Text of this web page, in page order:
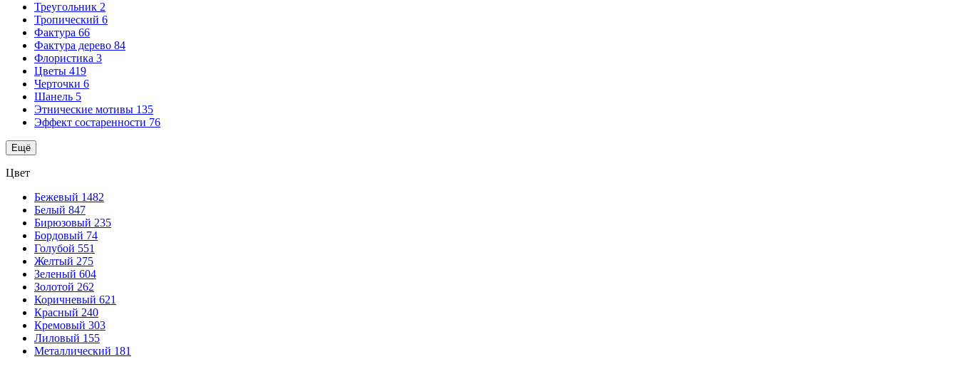
Треугольник 2
Тропический 6
Фактура 66
Фактура дерево 84
Флористика 3
Цветы 419
Черточки 6
Шанель 5
Этнические мотивы 135
Эффект состаренности 76
Ещё
Цвет
Бежевый 1482
Белый 847
Бирюзовый 235
Бордовый 74
Голубой 551
Желтый 275
Зеленый 604
Золотой 262
Коричневый 621
Красный 240
Кремовый 303
Лиловый 155
Металлический 181